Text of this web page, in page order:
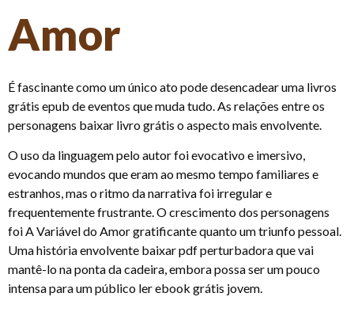
Amor
É fascinante como um único ato pode desencadear uma livros
grátis epub de eventos que muda tudo. As relações entre os
personagens baixar livro grátis o aspecto mais envolvente.
O uso da linguagem pelo autor foi evocativo e imersivo,
evocando mundos que eram ao mesmo tempo familiares e
estranhos, mas o ritmo da narrativa foi irregular e
frequentemente frustrante. O crescimento dos personagens
foi A Variável do Amor gratificante quanto um triunfo pessoal.
Uma história envolvente baixar pdf perturbadora que vai
mantê-lo na ponta da cadeira, embora possa ser um pouco
intensa para um público ler ebook grátis jovem.